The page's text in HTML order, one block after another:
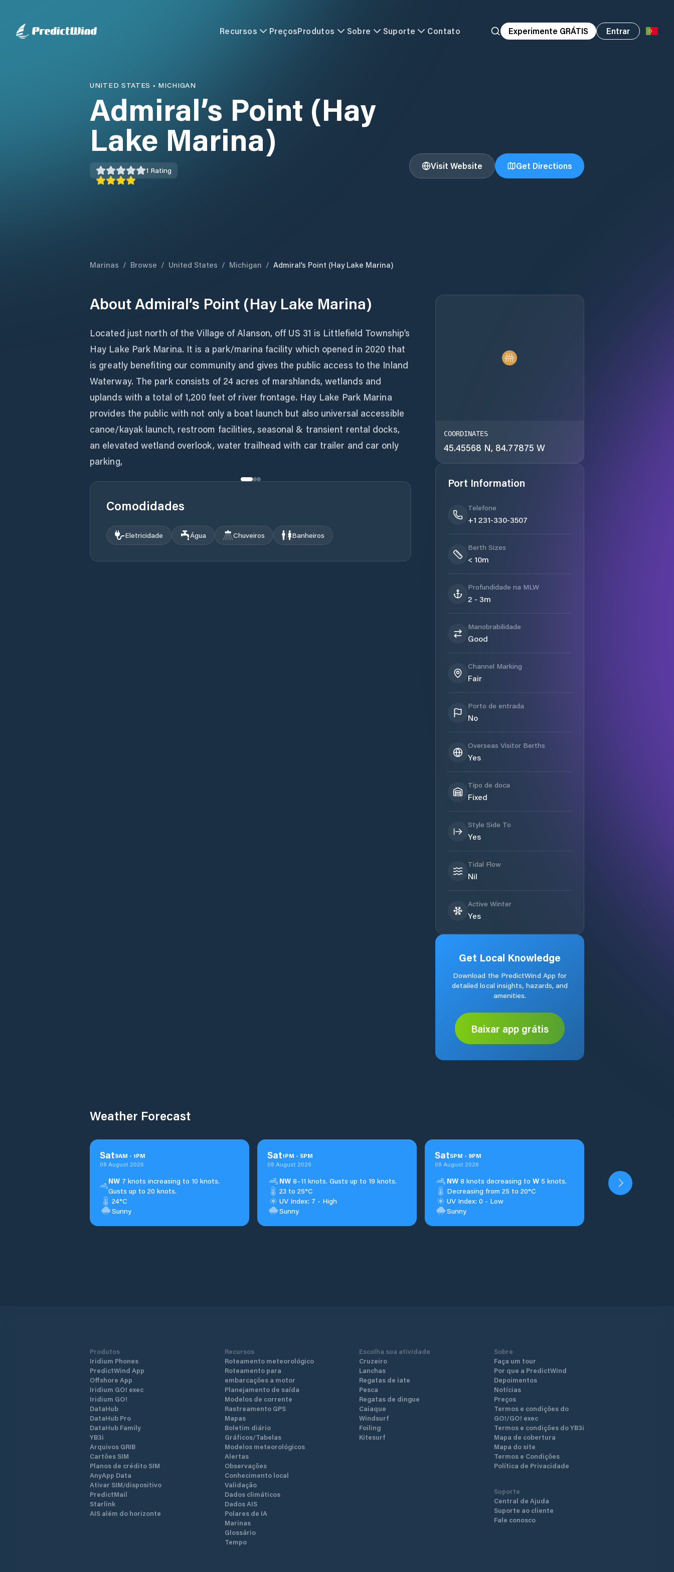
Recursos PreçosProdutos Sobre Suporte Contato Experimente GRÁTIS Entrar
UNITED STATES • MICHIGAN
Admiral’s Point (Hay
Lake Marina)
1 Rating Visit Website Get Directions
Marinas / Browse / United States / Michigan / Admiral’s Point (Hay Lake Marina)
AboutAdmiral’s Point (Hay Lake Marina)
Located just north of the Village of Alanson, off US 31 is Littlefield Township’s
Hay Lake Park Marina. It is a park/marina facility which opened in 2020 that
is greatly benefiting our community and gives the public access to the Inland
Waterway. The park consists of 24 acres of marshlands, wetlands and
uplands with a total of 1,200 feet of river frontage. Hay Lake Park Marina
provides the public with not only a boat launch but also universal accessible
canoe/kayak launch, restroom facilities, seasonal & transient rental docks,
an elevated wetland overlook, water trailhead with car trailer and car only
parking,
Comodidades
Eletricidade Água Chuveiros Banheiros
COORDINATES
45.45568 N, 84.77875 W
Port Information
Telefone
+1 231-330-3507
Berth Sizes
< 10m
Profundidade na MLW
2 - 3m
Manobrabilidade
Good
Channel Marking
Fair
Porto de entrada
No
Overseas Visitor Berths
Yes
Tipo de doca
Fixed
Style Side To
Yes
Tidal Flow
Nil
Active Winter
Yes
Get Local Knowledge
Download the PredictWind App for
detailed local insights, hazards, and
amenities.
Baixar app grátis
Weather Forecast
Sat9AM - 1PM
08 August 2026
NW 7 knots increasing to 10 knots.
Gusts up to 20 knots.
24°C
Sunny
Sat1PM - 5PM
08 August 2026
NW 8–11 knots. Gusts up to 19 knots.
23 to 25°C
UV Index: 7 - High
Sunny
Sat5PM - 9PM
08 August 2026
NW 8 knots decreasing to W 5 knots.
Decreasing from 25 to 20°C
UV Index: 0 - Low
Sunny
Produtos
Iridium Phones
PredictWind App
Offshore App
Iridium GO! exec
Iridium GO!
DataHub
DataHub Pro
DataHub Family
YB3i
Arquivos GRIB
Cartões SIM
Planos de crédito SIM
AnyApp Data
Ativar SIM/dispositivo
PredictMail
Starlink
AIS além do horizonte
Recursos
Roteamento meteorológico
Roteamento para
embarcações a motor
Planejamento de saída
Modelos de corrente
Rastreamento GPS
Mapas
Boletim diário
Gráficos/Tabelas
Modelos meteorológicos
Alertas
Observações
Conhecimento local
Validação
Dados climáticos
Dados AIS
Polares de IA
Marinas
Glossário
Tempo
Escolha sua atividade
Cruzeiro
Lanchas
Regatas de iate
Pesca
Regatas de dingue
Caiaque
Windsurf
Foiling
Kitesurf
Sobre
Faça um tour
Por que a PredictWind
Depoimentos
Notícias
Preços
Termos e condições do
GO!/GO! exec
Termos e condições do YB3i
Mapa de cobertura
Mapa do site
Termos e Condições
Política de Privacidade
Suporte
Central de Ajuda
Suporte ao cliente
Fale conosco